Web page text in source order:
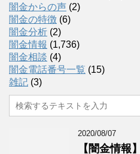
闇金からの声 (2)
闇金の特徴 (6)
闇金分析 (2)
闇金情報 (1,736)
闇金相談 (4)
闇金電話番号一覧 (15)
雑記 (3)
2020/08/07
【闇金情報